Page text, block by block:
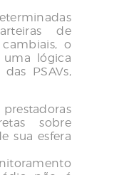
de
o
lógica
PSAVs,
sobre
sua esfera